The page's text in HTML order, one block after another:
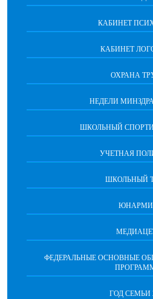
КАБИНЕТ
КАБИНЕТ
ОХРАНА
НЕДЕЛИ
ШКОЛЬНЫЙ
УЧЕТНАЯ
ШКОЛЬНЫЙ
ФЕДЕРАЛЬНЫЕ ОСНОВНЫЕ
ГОД СЕМЬИ